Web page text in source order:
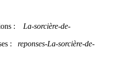
:
La-sorcière-de-
: reponses-La-sorcière-de-